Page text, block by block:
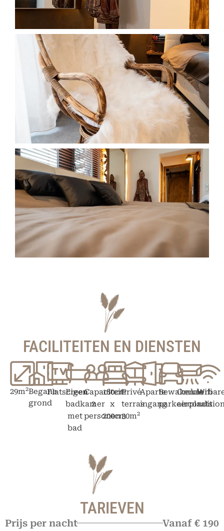
FACILITEITEN EN DIENSTEN
29m2Begane
grond
Flatscreen
Eigen
badkamer
met
bad
Capaciteit
2
personen
180cm
x
200cm
Privé
terras
30m2
Aparte
ingang
Bewakende
parkeerplaats
Wifi
TARIEVEN
Prijs per nacht Vanaf € 190